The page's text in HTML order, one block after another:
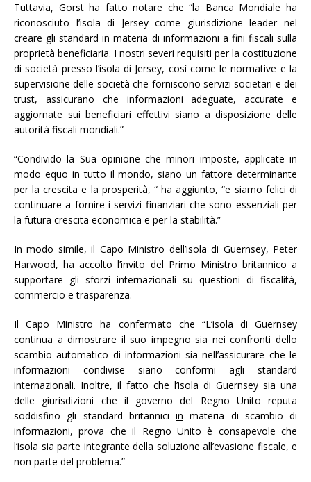
Tuttavia, Gorst ha fatto notare che “la Banca Mondiale ha
riconosciuto l’isola di Jersey come giurisdizione leader nel
creare gli standard in materia di informazioni a fini fiscali sulla
proprietà beneficiaria. I nostri severi requisiti per la costituzione
di società presso l’isola di Jersey, così come le normative e la
supervisione delle società che forniscono servizi societari e dei
trust, assicurano che informazioni adeguate, accurate e
aggiornate sui beneficiari effettivi siano a disposizione delle
autorità fiscali mondiali.”
“Condivido la Sua opinione che minori imposte, applicate in
modo equo in tutto il mondo, siano un fattore determinante
per la crescita e la prosperità, “ ha aggiunto, “e siamo felici di
continuare a fornire i servizi finanziari che sono essenziali per
la futura crescita economica e per la stabilità.”
In modo simile, il Capo Ministro dell’isola di Guernsey, Peter
Harwood, ha accolto l’invito del Primo Ministro britannico a
supportare gli sforzi internazionali su questioni di fiscalità,
commercio e trasparenza.
Il Capo Ministro ha confermato che “L’isola di Guernsey
continua a dimostrare il suo impegno sia nei confronti dello
scambio automatico di informazioni sia nell’assicurare che le
informazioni condivise siano conformi agli standard
internazionali. Inoltre, il fatto che l’isola di Guernsey sia una
delle giurisdizioni che il governo del Regno Unito reputa
soddisfino gli standard britannici in materia di scambio di
informazioni, prova che il Regno Unito è consapevole che
l’isola sia parte integrante della soluzione all’evasione fiscale, e
non parte del problema.”